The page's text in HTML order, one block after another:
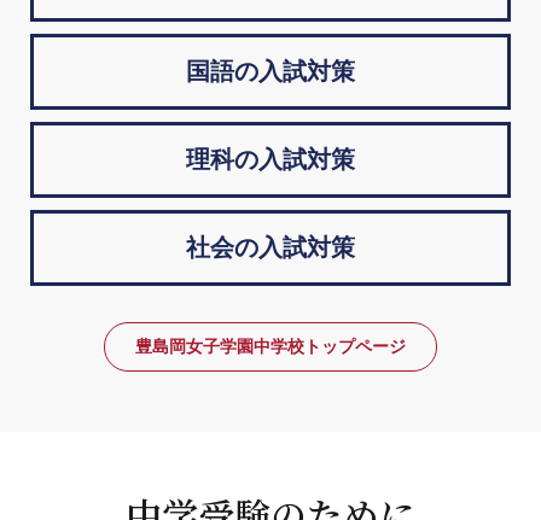
国語の入試対策
理科の入試対策
社会の入試対策
豊島岡女子学園中学校トップページ